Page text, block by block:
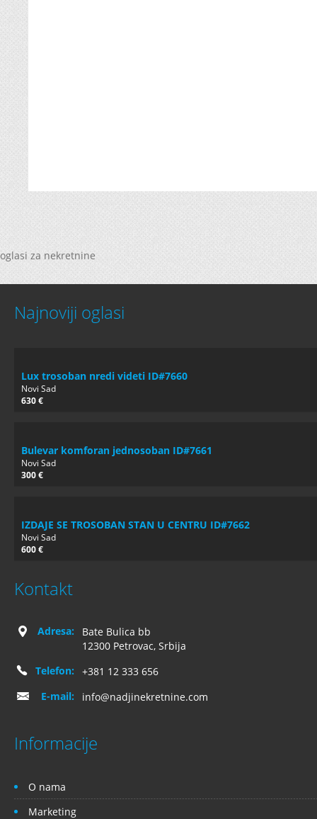
oglasi za nekretnine
Najnoviji oglasi
Lux trosoban nredi videti ID#7660
Novi Sad
630 €
Bulevar komforan jednosoban ID#7661
Novi Sad
300 €
IZDAJE SE TROSOBAN STAN U CENTRU ID#7662
Novi Sad
600 €
Kontakt
Adresa:
Bate Bulica bb
12300 Petrovac, Srbija
Telefon:
+381 12 333 656
E-mail:
info@nadjinekretnine.com
Informacije
O nama
Marketing